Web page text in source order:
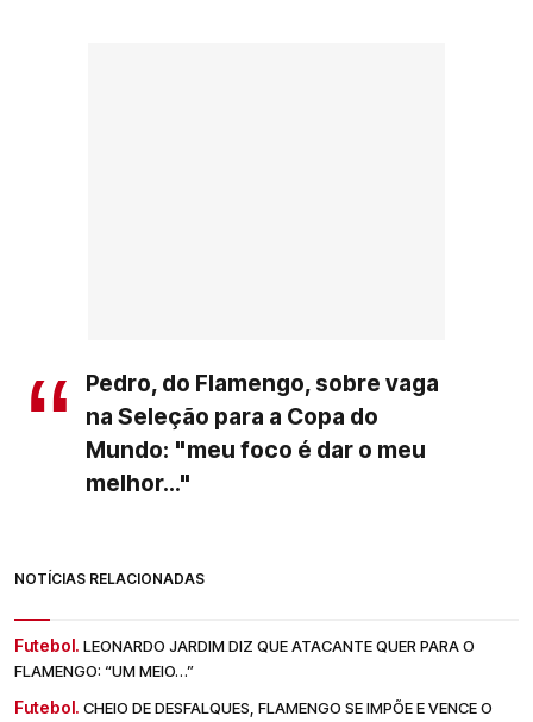
Pedro, do Flamengo, sobre vaga
na Seleção para a Copa do
Mundo: "meu foco é dar o meu
melhor..."
NOTÍCIAS RELACIONADAS
Futebol. LEONARDO JARDIM DIZ QUE ATACANTE QUER PARA O
FLAMENGO: “UM MEIO…”
Futebol. CHEIO DE DESFALQUES, FLAMENGO SE IMPÕE E VENCE O